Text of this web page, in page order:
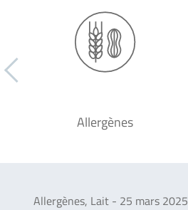
Allergènes
Allergènes, Lait - 25 mars 2025